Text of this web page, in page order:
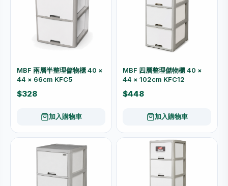
MBF 兩層半整理儲物櫃 40 ×
44 × 66cm KFC5
$328
加入購物車
MBF 四層整理儲物櫃 40 ×
44 × 102cm KFC12
$448
加入購物車